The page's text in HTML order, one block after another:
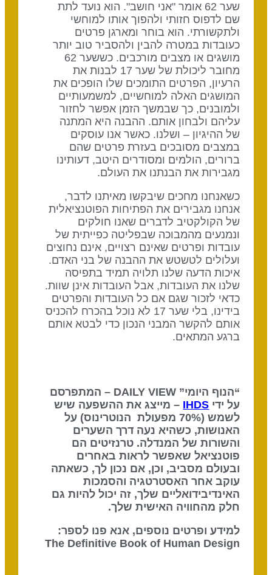
שער 62 אומר "אני חושב". הוא נועד לתת
שם לדפוס חזותי ולהפוך אותו למוחשי
ולתקשורתי. הוא בוחר ומארגן פרטים
כעובדות במטרה להבין ולהסביר טוב יותר
מושגים או מצבים מורכבים. כששער 62
מחובר ליכולת של שער 17 לבנות את
הרעיון, הפרטים התומכים שלו הופכים את
המושגים האלה למוחשיים, למשמעותיים
ולמובנים, כך שבמשך הזמן אפשר לחזור
עליהם ולבחון אותם. ההבנה היא המתנה
של ההיגיון – ושלנו. כאשר אנו עוסקים
במצבים מסובכים בעזרת פרטים שהם
ברורים, הולמים ומסודרים היטב, דעותינו
מגבירות את הבנתנו את העולם.
כשאנחנו מחכים שיבקשו מאיתנו לדבר,
אנחנו מגבירים את הפתיחות הפוטנציאלית
של הקולקטיב לדברים שאנו חולקים
ונמנעים מהמבוכה שבפליטה כפייתית של
עובדות ופרטים שאינם רצויים, אינם נחוצים
ועלולים לטשטש את ההבנה של בני האדם.
איכות הדעה שלנו תלויה תמיד בתפיסה
שלנו את העובדות, אבל העובדות אינן שוות.
כדאי לזכור שגם אם כל העובדות והפרטים
בידינו, בלי שער 17 לא נוכל בהכרח להכניס
אותם להקשר המבני הנכון כדי לבטא אותם
ברגע המתאים.
“הנוף היומי” DAILY VIEW – המתפרסם
על ידיIHDS – מייצג את ההשפעה שיש
לשמש (70% מפעולת הנוטרינוס) על
האנושות, כשהיא נעה דרך השערים
והשורות של המנדלה. טרנזיטים הם
פוטנציאל שאפשר לראות באחרים
ובעולם מסביב, וכן, אם נכון לך, כשאתה
עוקב אחר האסטרטגיה והסמכות
האינדיבידואליים שלך, זה יכול להיות גם
חלק מהחוויה האישית שלך.
למידע ופרטים נוספים, אנא פנו לספר:
The Definitive Book of Human Design